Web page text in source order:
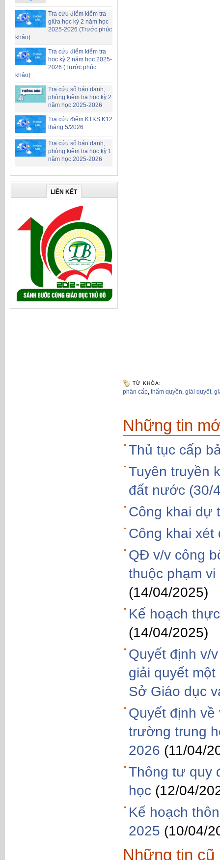
Tra cứu điểm kiểm tra
giữa học kỳ 2 năm học
2025-2026 (Trước phúc
khảo)
Tra cứu điểm kiểm tra
học kỳ 2 năm học 2025-
2026 (Trước phúc
khảo)
Tra cứu số báo danh,
phòng kiểm tra học kỳ 2
năm học 2025-2026
Tra cứu điểm KTKS K12
tháng 5/2026
Tra cứu số báo danh,
phòng kiểm tra học kỳ 1
năm học 2025-2026
LIÊN KẾT
TỪ KHÓA:
phân cấp, thẩm quyền, giải quyết,
Những tin
Thủ tục cấp
Tuyên truyền
đất nước (30/
Công khai dự
Công khai xét
QĐ v/v công
thuộc phạm
(14/04/2025)
Kế hoạch
(14/04/2025)
Quyết định v/
giải quyết
Sở Giáo dục
Quyết định
trường trung
2026 (11/04/
Thông tư quy
học (12/04/
Kế hoạch
2025 (10/04/
Những tin cũ